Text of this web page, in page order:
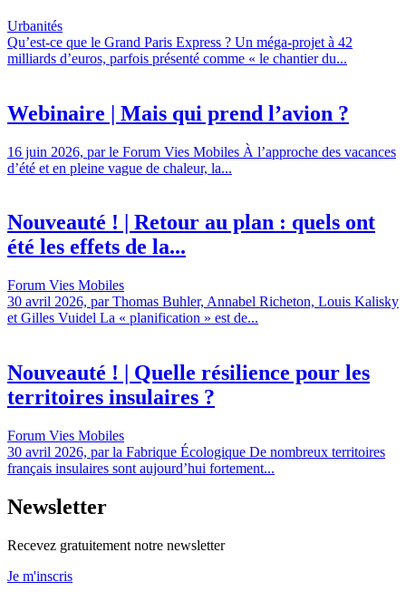
Urbanités
Qu’est-ce que le Grand Paris Express ? Un méga-projet à 42
milliards d’euros, parfois présenté comme « le chantier du...
Webinaire | Mais qui prend l’avion ?
16 juin 2026, par le Forum Vies Mobiles À l’approche des vacances
d’été et en pleine vague de chaleur, la...
Nouveauté ! | Retour au plan : quels ont
été les effets de la...
Forum Vies Mobiles
30 avril 2026, par Thomas Buhler, Annabel Richeton, Louis Kalisky
et Gilles Vuidel La « planification » est de...
Nouveauté ! | Quelle résilience pour les
territoires insulaires ?
Forum Vies Mobiles
30 avril 2026, par la Fabrique Écologique De nombreux territoires
français insulaires sont aujourd’hui fortement...
Newsletter
Recevez gratuitement notre newsletter
Je m'inscris